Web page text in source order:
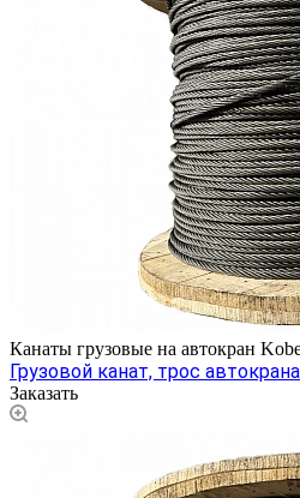
Канаты грузовые на автокран
Грузовой канат, трос
Заказать